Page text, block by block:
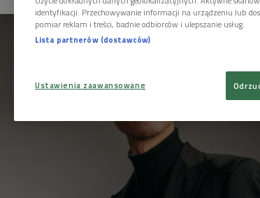
identyfikacji. Przechowywanie informacji na urządzeniu lub
pomiar reklam i treści, badnie odbiorców i ulepszanie usług.
Lista partnerów (dostawców)
Ustawienia zaawansowane